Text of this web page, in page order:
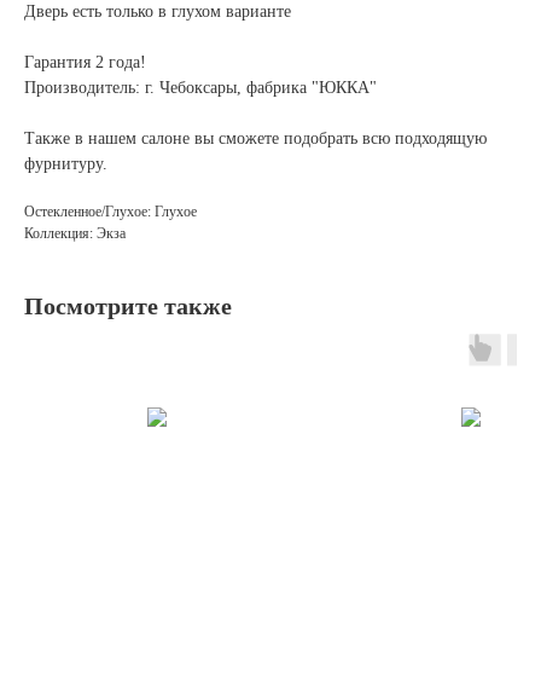
Дверь есть только в глухом варианте
Гарантия 2 года!
Производитель: г. Чебоксары, фабрика "ЮККА"
Также в нашем салоне вы сможете подобрать всю подходящую
фурнитуру.
Остекленное/Глухое: Глухое
Коллекция: Экза
Посмотрите также